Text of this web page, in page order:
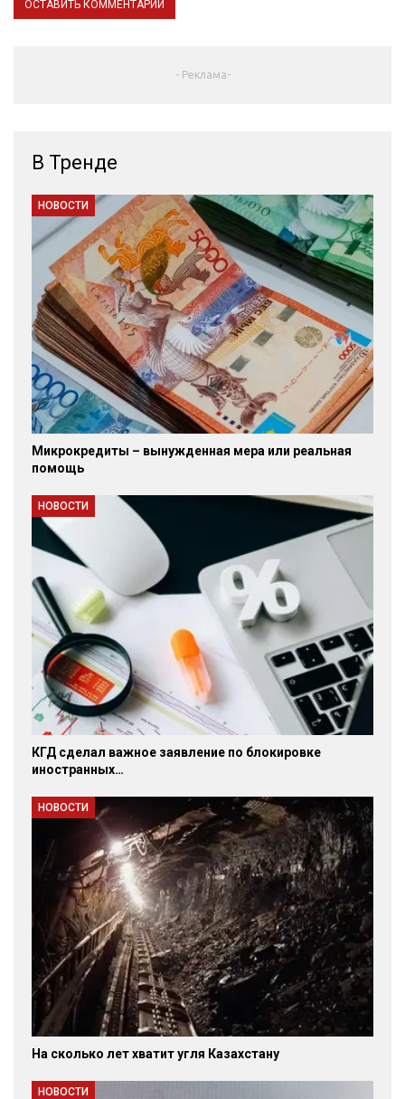
- Реклама-
В Тренде
НОВОСТИ
Микрокредиты – вынужденная мера или реальная
помощь
НОВОСТИ
КГД сделал важное заявление по блокировке
иностранных…
НОВОСТИ
На сколько лет хватит угля Казахстану
НОВОСТИ